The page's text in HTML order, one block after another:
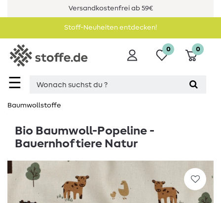
Versandkostenfrei ab 59€
Stoff-Neuheiten entdecken!
☰
0 0
Baumwollstoffe
Bio Baumwoll-Popeline -
Bauernhoftiere Natur